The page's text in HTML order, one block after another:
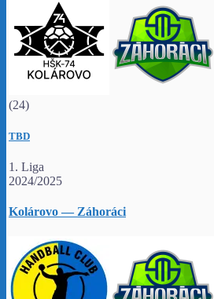
(24)
TBD
1. Liga
2024/2025
Kolárovo — Záhoráci